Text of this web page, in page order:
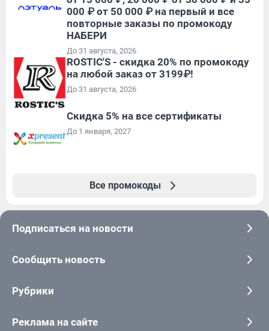
000 ₽ от 50 000 ₽ на первый и все
повторные заказы по промокоду
НАБЕРИ
До 31 августа, 2026
ROSTIC'S - скидка 20% по промокоду
на любой заказ от 3199₽!
До 31 августа, 2026
Скидка 5% на все сертификаты
До 1 января, 2027
Все промокоды
Подписаться на новости
Сообщить новость
Рубрики
Реклама на сайте